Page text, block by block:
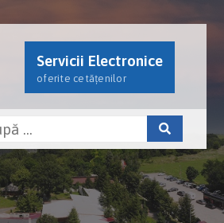
Servicii Electronice
oferite cetățenilor